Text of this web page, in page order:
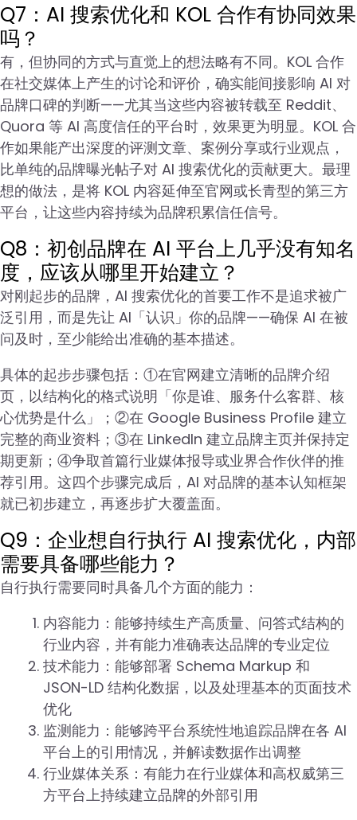
Q7：AI 搜索优化和 KOL 合作有协同效果
吗？
有，但协同的方式与直觉上的想法略有不同。KOL 合作
在社交媒体上产生的讨论和评价，确实能间接影响 AI 对
品牌口碑的判断——尤其当这些内容被转载至 Reddit、
Quora 等 AI 高度信任的平台时，效果更为明显。KOL 合
作如果能产出深度的评测文章、案例分享或行业观点，
比单纯的品牌曝光帖子对 AI 搜索优化的贡献更大。最理
想的做法，是将 KOL 内容延伸至官网或长青型的第三方
平台，让这些内容持续为品牌积累信任信号。
Q8：初创品牌在 AI 平台上几乎没有知名
度，应该从哪里开始建立？
对刚起步的品牌，AI 搜索优化的首要工作不是追求被广
泛引用，而是先让 AI「认识」你的品牌——确保 AI 在被
问及时，至少能给出准确的基本描述。
具体的起步步骤包括：①在官网建立清晰的品牌介绍
页，以结构化的格式说明「你是谁、服务什么客群、核
心优势是什么」；②在 Google Business Profile 建立
完整的商业资料；③在 LinkedIn 建立品牌主页并保持定
期更新；④争取首篇行业媒体报导或业界合作伙伴的推
荐引用。这四个步骤完成后，AI 对品牌的基本认知框架
就已初步建立，再逐步扩大覆盖面。
Q9：企业想自行执行 AI 搜索优化，内部
需要具备哪些能力？
自行执行需要同时具备几个方面的能力：
内容能力：能够持续生产高质量、问答式结构的
行业内容，并有能力准确表达品牌的专业定位
技术能力：能够部署 Schema Markup 和
JSON-LD 结构化数据，以及处理基本的页面技术
优化
监测能力：能够跨平台系统性地追踪品牌在各 AI
平台上的引用情况，并解读数据作出调整
行业媒体关系：有能力在行业媒体和高权威第三
方平台上持续建立品牌的外部引用